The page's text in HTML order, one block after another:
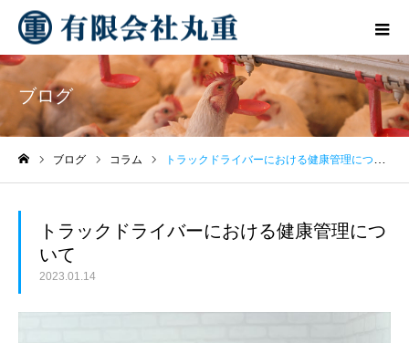
ブログ
ブログ コラム トラックドライバーにおける健康管理について
トラックドライバーにおける健康管理につ
いて
2023.01.14